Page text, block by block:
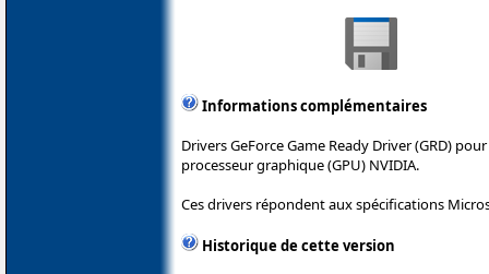
Informations complémentaires
Drivers GeForce Game Ready Driver (GRD)
processeur graphique (GPU) NVIDIA.
Ces drivers répondent aux spécifications
Historique de cette version